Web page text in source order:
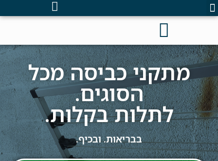
מתקני כביסה מכל
הסוגים.
לתלות בקלות.
בבריאות. ובכיף.